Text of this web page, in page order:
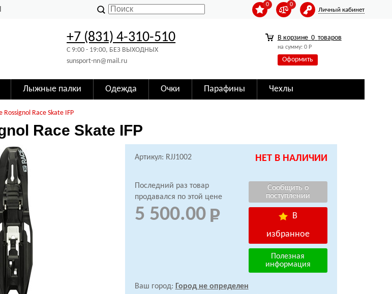
Личный кабинет
0
0
+7 (831) 4-310-510
C 9:00 - 19:00, БЕЗ ВЫХОДНЫХ
sunsport-nn@mail.ru
В корзине 0 товаров
на сумму: 0Р
Оформить
Лыжные палки Одежда Очки Парафины Чехлы
Rossignol Race Skate IFP
Race Skate IFP
Артикул: RJJ1002 НЕТ В НАЛИЧИИ
Последний раз товар
продавался по этой цене
5 500.00
В
избранное
Полезная
информация
Ваш город: Город не определен